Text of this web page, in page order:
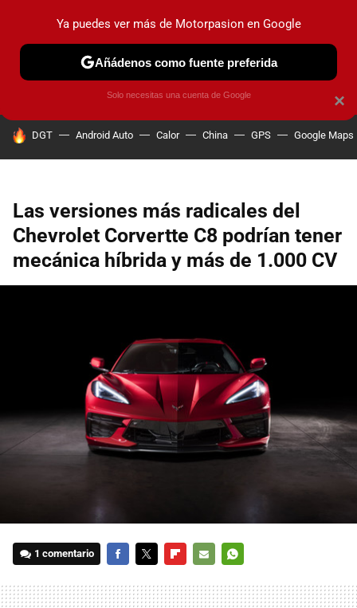
PRUEBAS COCHES ELÉCTRICOS OBSERVATORIO
HOY SE HABLA DE
DGT Android Auto Calor China GPS Google Maps
Las versiones más radicales del
Chevrolet Corvertte C8 podrían tener
mecánica híbrida y más de 1.000 CV
1 comentario
MAIL
×
Ya puedes ver más de Motorpasion en Google
Añádenos como fuente preferida
Solo necesitas una cuenta de Google